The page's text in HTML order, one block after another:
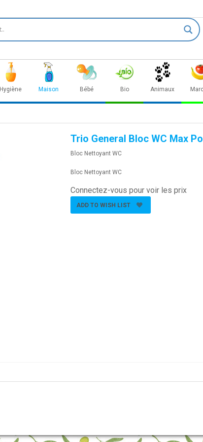
Hygiène Maison Bébé Bio Animaux
Trio General Bloc WC Max
Bloc Nettoyant WC
Bloc Nettoyant WC
Connectez-vous pour voir les prix
ADD TO WISH LIST